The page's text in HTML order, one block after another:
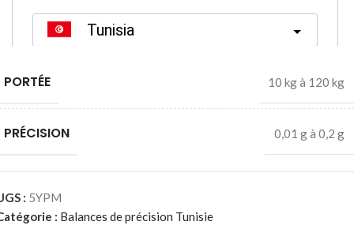
PORTÉE 10 kg à 120 kg
PRÉCISION 0,01 g à 0,2 g
: 5YPM
: Balances de précision Tunisie